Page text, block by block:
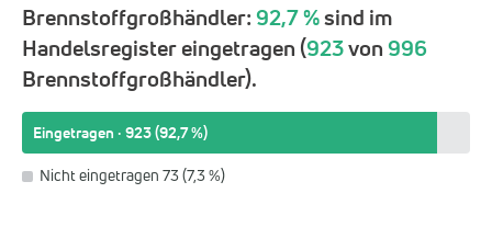
Brennstoffgroßhändler:92,7 %sind im
Handelsregister eingetragen (923von996
Brennstoffgroßhändler).
Eingetragen · 923 (92,7 %)
Nicht eingetragen 73 (7,3 %)